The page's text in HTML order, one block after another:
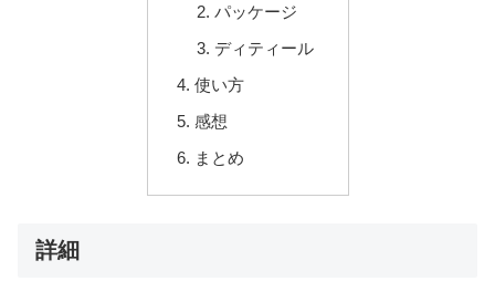
パッケージ
ディティール
使い方
感想
まとめ
詳細